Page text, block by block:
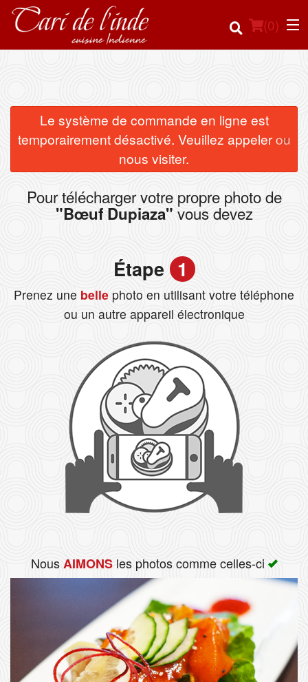
(0)
Commander en ligne
Emplacement
Connection
Le système de commande en ligne est
temporairement désactivé. Veuillez appeler ou
nous visiter.
×
Pour télécharger votre propre photo de
"Bœuf Dupiaza" vous devez
Étape 1
Prenez une belle photo en utilisant votre téléphone
ou un autre appareil électronique
NousAIMONSles photos comme celles-ci